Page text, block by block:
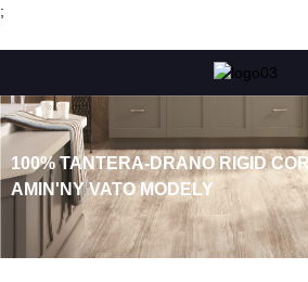
;
100% TANTERA-DRANO RIGID
AMIN'NY VATO MODELY